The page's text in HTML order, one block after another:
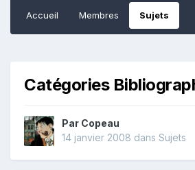
Accueil Membres Sujets
Catégories
Par Copeau
14 janvier 2008 dans Sujets